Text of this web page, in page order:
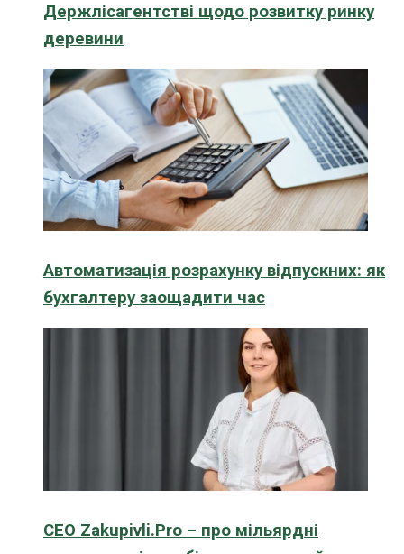
Держлісагентстві щодо розвитку ринку
деревини
Автоматизація розрахунку відпускних: як
бухгалтеру заощадити час
CEO Zakupivli.Pro – про мільярдні